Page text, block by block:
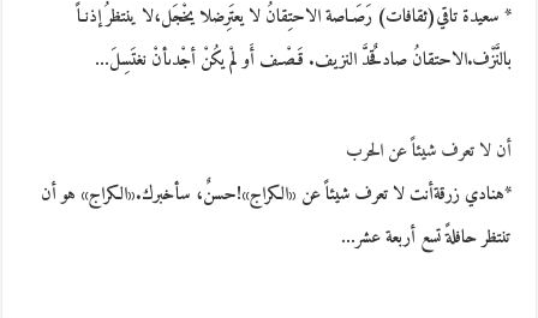
* سعيدة تاقي(ثقافات) رَصَـاصة الاحتِقانُ لا يعتَرِضلا يخْجَل،لا ينتظرُ إذنـاً
بالنَّزْف.الاحتقانُ صادقٌحدَّ النزيف. قَـصْـف أَو لمْ يكُنْ أجْدىأنْ نغتَسِلَ…
أن لا تعرف شيئاً عن الحرب
*هنادي زرقةأنت لا تعرف شيئاً عن «الكراج»!حسنٌ، سأخبرك.«الكراج» هو أن
تنتظر حافلةً تسع أربعة عشر…